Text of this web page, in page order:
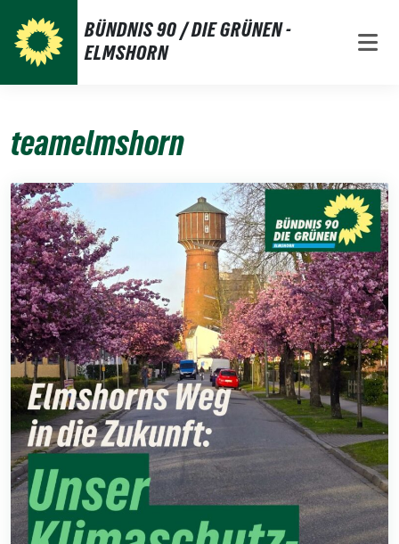
zum
Inhalt
BÜNDNIS 90 / DIE GRÜNEN -
ELMSHORN
teamelmshorn